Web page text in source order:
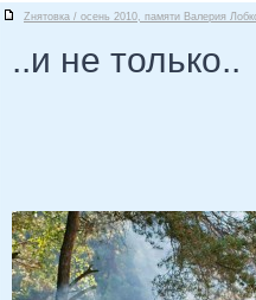
Zнятовка / осень 2010, памяти Валерия
..и не только..